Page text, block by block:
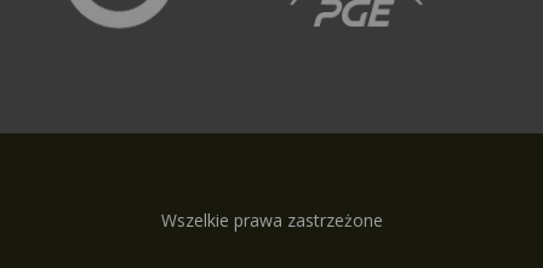
Wszelkie prawa zastrzeżone